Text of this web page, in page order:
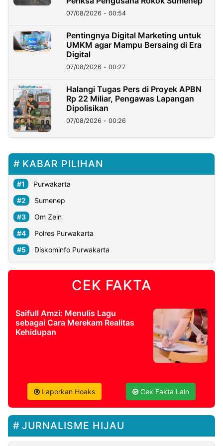
07/08/2026 - 00:54
Pentingnya Digital Marketing untuk
UMKM agar Mampu Bersaing di Era
Digital
07/08/2026 - 00:27
Halangi Tugas Pers di Proyek APBN
Rp 22 Miliar, Pengawas Lapangan
Dipolisikan
07/08/2026 - 00:26
KABAR PILIHAN
Purwakarta
Sumenep
Om Zein
Polres Purwakarta
Diskominfo Purwakarta
CEK FAKTA
Saifull Amzi: Menulis Lagu
sebagai Cara Merekam Realitas
Kehidupan
Laporkan Hoaks Cek Fakta Lain
JURNALISME HIJAU